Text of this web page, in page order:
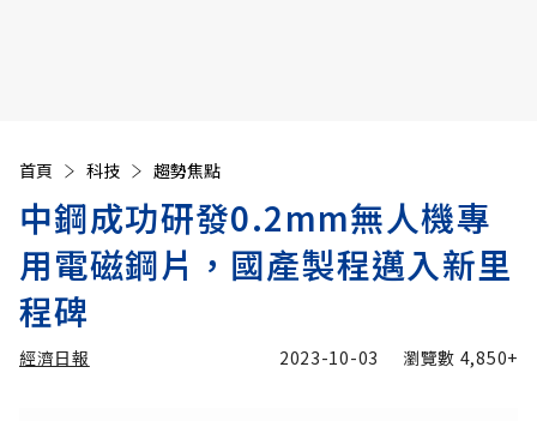
首頁 科技 趨勢焦點
中鋼成功研發0.2mm無人機專
用電磁鋼片，國產製程邁入新里
程碑
經濟日報 2023-10-03 瀏覽數 4,850+